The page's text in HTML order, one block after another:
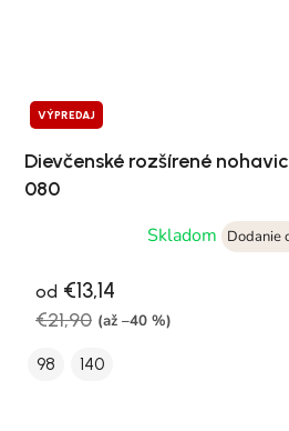
VÝPREDAJ
Dievčenské rozšírené
080
Skladom
Dodanie
od €13,14
€21,90 (až –40 %)
98 140